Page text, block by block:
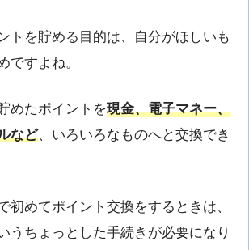
トを貯める目的は、自分がほしいも
ですよね。
めたポイントを現金、電子マネー、
など、いろいろなものへと交換でき
初めてポイント交換をするときは、
うちょっとした手続きが必要になり